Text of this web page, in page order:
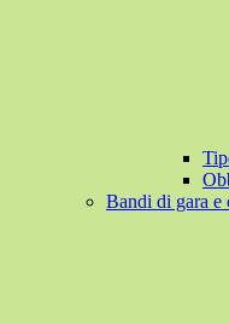
Bandi di gara e